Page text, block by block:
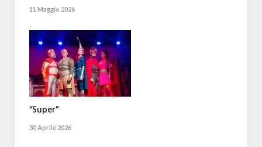
11 Maggio 2026
“Super”
30 Aprile 2026